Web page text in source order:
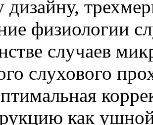
дизайну,
физиологии
случаев
слухового
как